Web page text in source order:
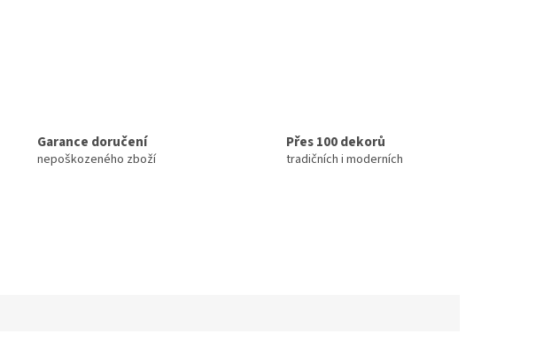
Garance doručení
nepoškozeného zboží
Přes 100 dekorů
tradičních i moderních